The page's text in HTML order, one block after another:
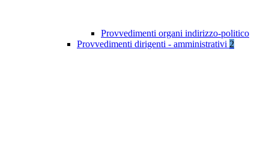
Provvedimenti organi indirizzo-politico
Provvedimenti dirigenti - amministrativi 2